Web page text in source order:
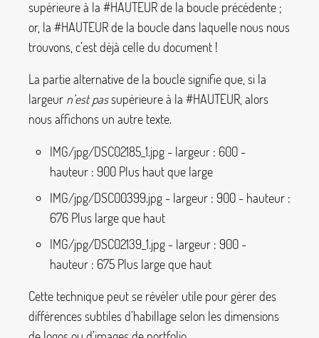
supérieure à la #HAUTEURde la boucle précédente ;
or, la #HAUTEURde la boucle dans laquelle nous nous
trouvons, c’est déjà celle du document !
La partie alternative de la boucle signifie que, si la
largeur n’est passupérieure à la #HAUTEUR, alors
nous affichons un autre texte.
IMG/jpg/DSC02185_1.jpg - largeur : 600 -
hauteur : 900 Plus haut que large
IMG/jpg/DSC00399.jpg - largeur : 900 - hauteur :
676 Plus large que haut
IMG/jpg/DSC02139_1.jpg - largeur : 900 -
hauteur : 675 Plus large que haut
Cette technique peut se révéler utile pour gérer des
différences subtiles d’habillage selon les dimensions